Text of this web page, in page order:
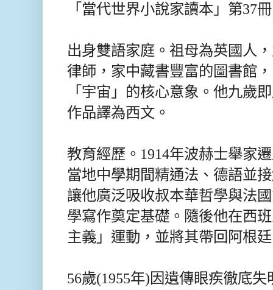
「當代世界小說家讀本」第37
出身雙語家庭。祖母為英國人
律師，家中藏書豐富的圖書館
「宇宙」的核心意象。他九歲
作品譯為西文。
教育經歷。1914年波赫士舉家
當地中學期間精通法、德語並
讓他廣泛吸收叔本華哲學與法
學寫作奠定基礎。隨後他在西
主義」運動，並將其帶回阿根
56歲(1955年)因遺傳眼疾徹底